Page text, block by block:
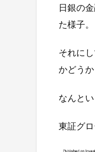
日銀の
た様子。
それに
かどう
なんと
東証グ